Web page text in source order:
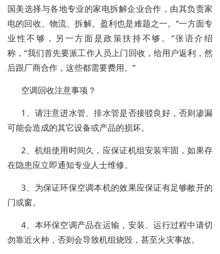
国美选择与各地专业的家电拆解企业合作，由其负责家
电的回收、物流、拆解。盈利也是难题之一。“一方面专
业性不够，另一方面是政策扶持不够。”张语介绍
称，“我们首先要派工作人员上门回收，给用户返利，然
后跟厂商合作，这些都需要费用。”
空调回收注意事项？
1、请注意进水管、排水管是否接驳良好，否则渗漏
可能会造成的其它设备或产品的损坏。
2、机组使用时间久，应保证机组安装牢固，如果存
在隐患应立即通知专业人士维修。
3、为保证环保空调本机的效果应保证有足够敝开的
门或窗。
4、本环保空调产品在运输，安装、运行过程中请切
勿靠近火种，否则会导致机组烧毁，甚至火灾事故。